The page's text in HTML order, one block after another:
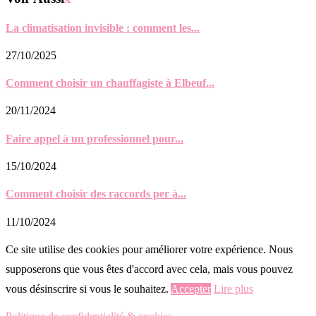
La climatisation invisible : comment les...
27/10/2025
Comment choisir un chauffagiste à Elbeuf...
20/11/2024
Faire appel à un professionnel pour...
15/10/2024
Comment choisir des raccords per à...
11/10/2024
Ce site utilise des cookies pour améliorer votre expérience. Nous
supposerons que vous êtes d'accord avec cela, mais vous pouvez
vous désinscrire si vous le souhaitez. Accepter Lire plus